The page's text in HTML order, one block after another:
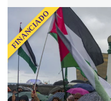
FINANCIADO